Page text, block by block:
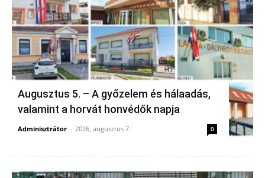
Augusztus 5. – A győzelem és hálaadás,
valamint a horvát honvédők napja
Adminisztrátor - 2026, augusztus 7. 0